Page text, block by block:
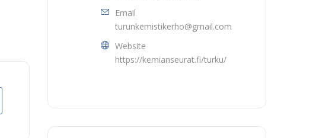
Email
turunkemistikerho@gmail.com
Website
https://kemianseurat.fi/turku/